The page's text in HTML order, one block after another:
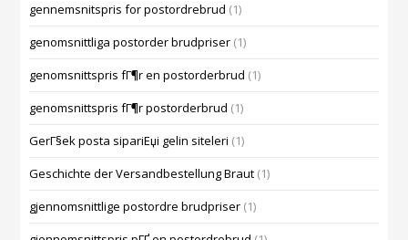
gennemsnitspris for postordrebrud (1)
genomsnittliga postorder brudpriser (1)
genomsnittspris fГ¶r en postorderbrud (1)
genomsnittspris fГ¶r postorderbrud (1)
GerГ§ek posta sipariЕџi gelin siteleri (1)
Geschichte der Versandbestellung Braut (1)
gjennomsnittlige postordre brudpriser (1)